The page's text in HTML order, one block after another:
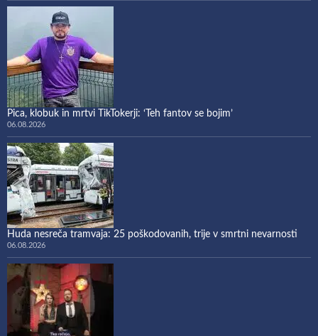
Pica, klobuk in mrtvi TikTokerji: ‘Teh fantov se bojim’
06.08.2026
Huda nesreča tramvaja: 25 poškodovanih, trije v smrtni nevarnosti
06.08.2026